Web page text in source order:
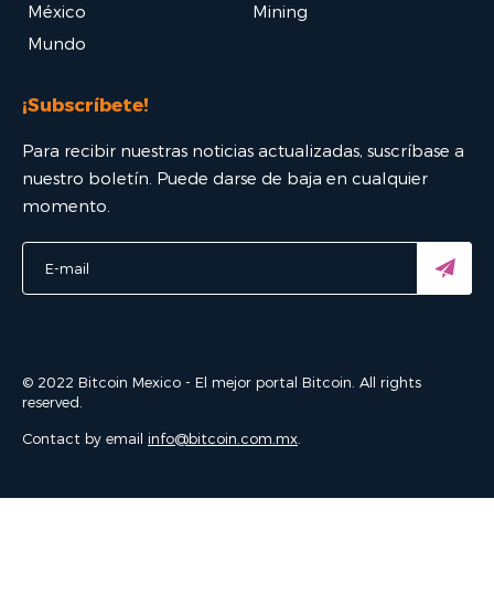
México
Mining
Mundo
¡Subscríbete!
Para recibir nuestras noticias actualizadas, suscríbase a
nuestro boletín. Puede darse de baja en cualquier
momento.
© 2022 Bitcoin Mexico - El mejor portal Bitcoin. All rights
reserved.
Contact by email info@bitcoin.com.mx.